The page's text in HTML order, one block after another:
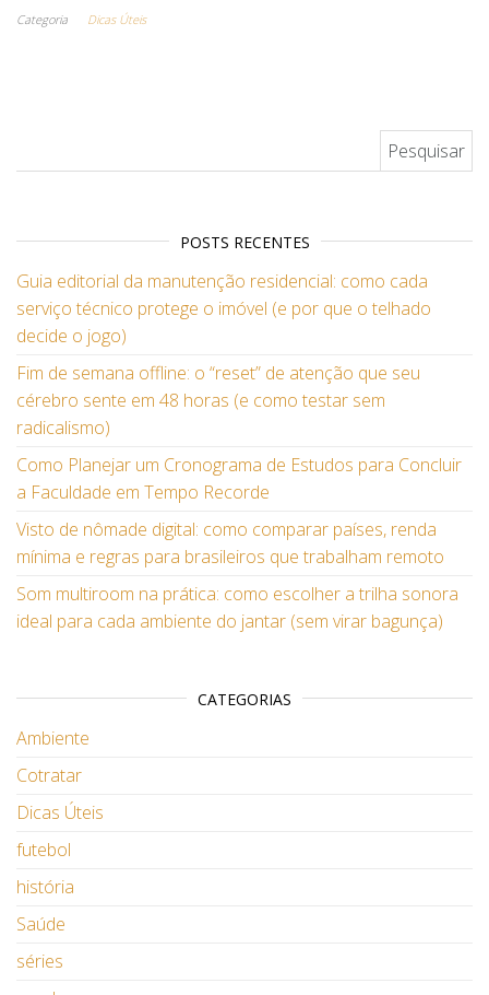
Categoria Dicas Úteis
POSTS RECENTES
Guia editorial da manutenção residencial: como cada
serviço técnico protege o imóvel (e por que o telhado
decide o jogo)
Fim de semana offline: o “reset” de atenção que seu
cérebro sente em 48 horas (e como testar sem
radicalismo)
Como Planejar um Cronograma de Estudos para Concluir
a Faculdade em Tempo Recorde
Visto de nômade digital: como comparar países, renda
mínima e regras para brasileiros que trabalham remoto
Som multiroom na prática: como escolher a trilha sonora
ideal para cada ambiente do jantar (sem virar bagunça)
CATEGORIAS
Ambiente
Cotratar
Dicas Úteis
futebol
história
Saúde
séries